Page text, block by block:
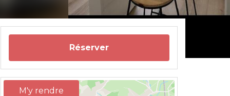
Réserver
M'y rendre